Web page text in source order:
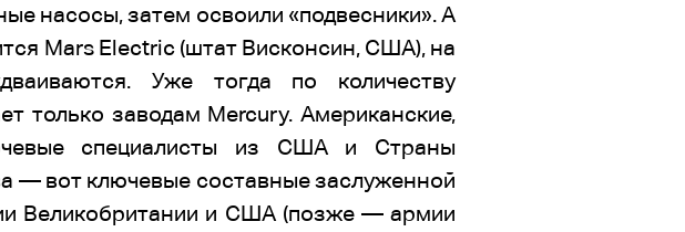
насосы, затем освоили «подвесники». А
Mars Electric (штат Висконсин, США), на
Уже тогда по количеству
только заводам Mercury. Американские,
специалисты из США и Страны
— вот ключевые составные заслуженной
Великобритании и США (позже — армии